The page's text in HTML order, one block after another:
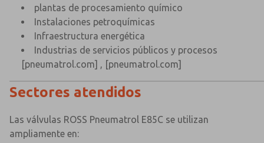
plantas de procesamiento químico
Instalaciones petroquímicas
Infraestructura energética
Industrias de servicios públicos y procesos
[pneumatrol.com] , [pneumatrol.com]
Sectores atendidos
Las válvulas ROSS Pneumatrol E85C se utilizan
ampliamente en: